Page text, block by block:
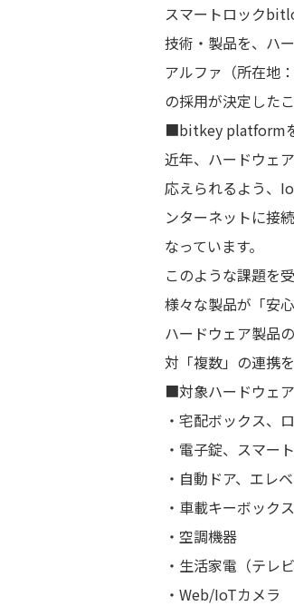
スマートロック
技術・製品を、ハ
アルファ（所在地
の採用が決定した
■bitkey platform
近年、ハードウェ
応えられるよう、
ンターネットに接
なっています。
このような課題を
様々な製品が「安
ハードウェア製品
対「複数」の連携
■対象ハードウェ
・宅配ボックス、
・電子錠、スマー
・自動ドア、エレ
・車載キーボックス
・空調機器
・生活家電（テレ
・Web/IoTカメラ